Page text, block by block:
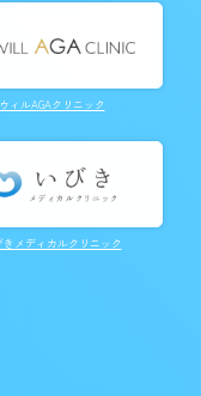
ウィルAGAクリニック
きメディカルクリニック